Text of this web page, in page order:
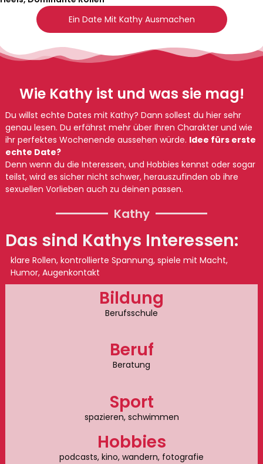
Ein Date Mit Kathy Ausmachen
Wie Kathy ist und was sie mag!
Kathy
Das sind Kathys Interessen:
klare Rollen, kontrollierte Spannung, spiele mit Macht,
Humor, Augenkontakt
Bildung
Berufsschule
Beruf
Beratung
Sport
spazieren, schwimmen
Hobbies
podcasts, kino, wandern, fotografie
Du willst echte Dates mit Kathy? Dann sollest du hier sehr
genau lesen. Du erfährst mehr über Ihren Charakter und wie
ihr perfektes Wochenende aussehen würde. Idee fürs erste
echte Date?
Denn wenn du die Interessen, und Hobbies kennst oder sogar
teilst, wird es sicher nicht schwer, herauszufinden ob ihre
sexuellen Vorlieben auch zu deinen passen.